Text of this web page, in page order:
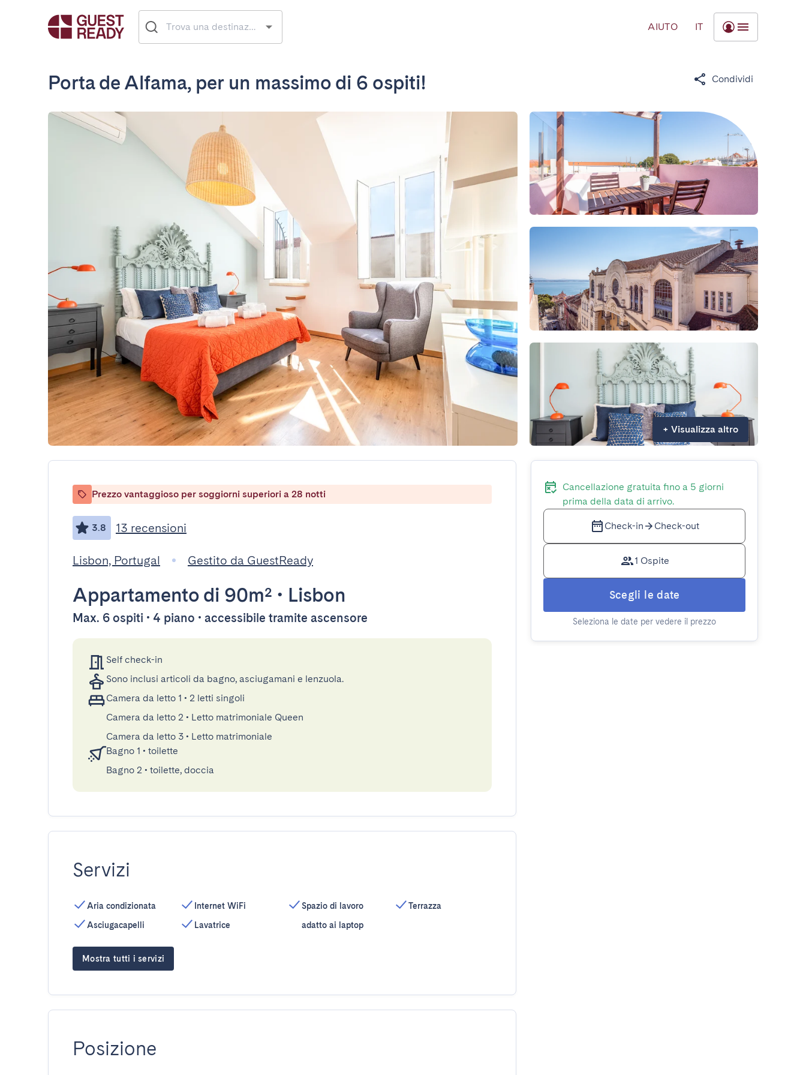
AIUTO IT
Porta de Alfama, per un massimo di 6 ospiti! Condividi
+ Visualizza altro
Prezzo vantaggioso per soggiorni superiori a 28 notti
3.8 13 recensioni
Lisbon, Portugal Gestito da GuestReady
Appartamento di 90m² • Lisbon
Max. 6 ospiti • 4 piano • accessibile tramite ascensore
Self check-in
Sono inclusi articoli da bagno, asciugamani e lenzuola.
Camera da letto 1 • 2 letti singoli
Camera da letto 2 • Letto matrimoniale Queen
Camera da letto 3 • Letto matrimoniale
Bagno 1 • toilette
Bagno 2 • toilette, doccia
Servizi
Aria condizionata
Asciugacapelli
Internet WiFi
Lavatrice
Spazio di lavoro
adatto ai laptop
Terrazza
Mostra tutti i servizi
Posizione
Cancellazione gratuita fino a 5 giorni
prima della data di arrivo.
Check-in Check-out
1 Ospite
Scegli le date
Seleziona le date per vedere il prezzo